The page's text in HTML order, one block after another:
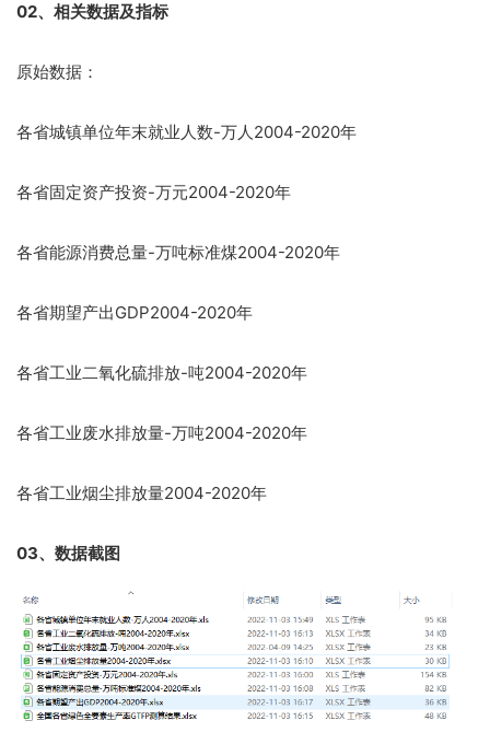
02、相关数据及指标
原始数据：
各省城镇单位年末就业人数-万人2004-2020年
各省固定资产投资-万元2004-2020年
各省能源消费总量-万吨标准煤2004-2020年
各省期望产出GDP2004-2020年
各省工业二氧化硫排放-吨2004-2020年
各省工业废水排放量-万吨2004-2020年
各省工业烟尘排放量2004-2020年
03、数据截图